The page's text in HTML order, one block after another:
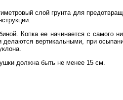
слой грунта для
Копка ее начинается с самого
вертикальными, при
должна быть не менее 15 см.